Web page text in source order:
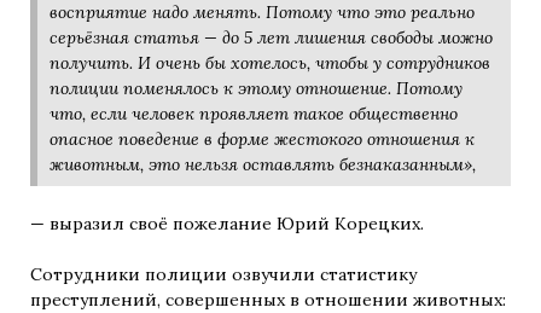
восприятие надо менять. Потому что это реально
серьёзная статья — до 5 лет лишения свободы можно
получить. И очень бы хотелось, чтобы у сотрудников
полиции поменялось к этому отношение. Потому
что, если человек проявляет такое общественно
опасное поведение в форме жестокого отношения к
животным, это нельзя оставлять безнаказанным»,
— выразил своё пожелание Юрий Корецких.
Сотрудники полиции озвучили статистику
преступлений, совершенных в отношении животных: